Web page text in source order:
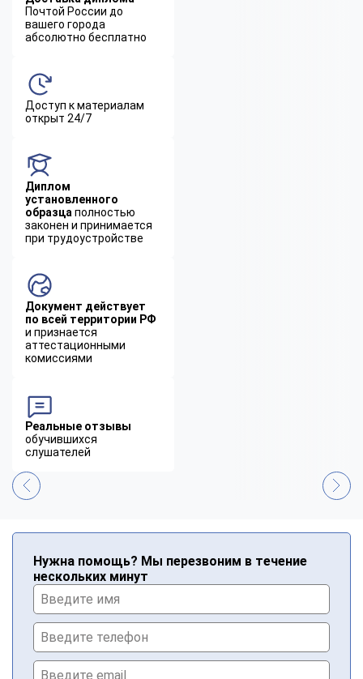
Почтой России до
вашего города
абсолютно бесплатно
Доступ к материалам
открыт 24/7
Диплом
установленного
образца полностью
законен и принимается
при трудоустройстве
Документ действует
по всей территории РФ
и признается
аттестационными
комиссиями
Реальные отзывы
обучившихся
слушателей
Нужна помощь? Мы перезвоним в течение
нескольких минут